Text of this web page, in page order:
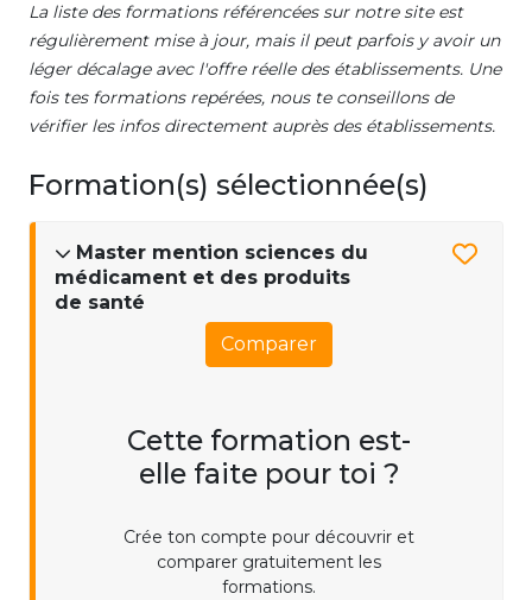
La liste des formations référencées sur notre site est
régulièrement mise à jour, mais il peut parfois y avoir un
léger décalage avec l'offre réelle des établissements. Une
fois tes formations repérées, nous te conseillons de
vérifier les infos directement auprès des établissements.
Formation(s) sélectionnée(s)
Master mention sciences du
médicament et des produits
de santé
Comparer
Cette formation est-
elle faite pour toi ?
Crée ton compte pour découvrir et
comparer gratuitement les
formations.